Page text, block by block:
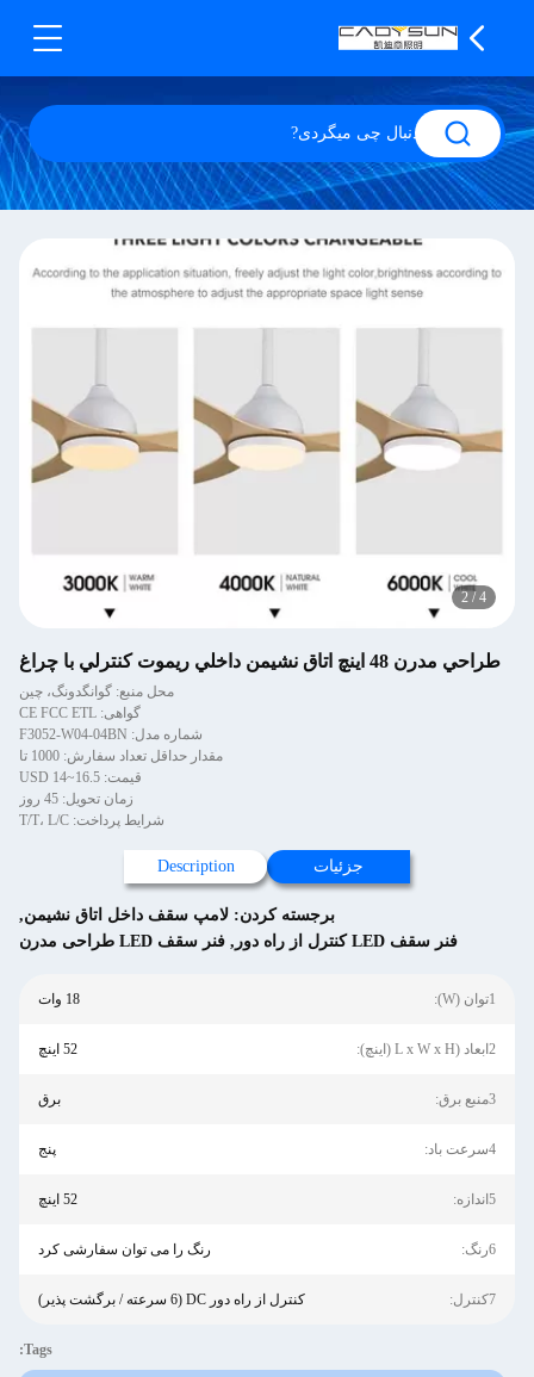
2 / 4
طراحي مدرن 48 اينچ اتاق نشيمن داخلي ريموت کنترلي با چراغ
محل منبع: گوانگدونگ، چین
گواهی: CE FCC ETL
شماره مدل: F3052-W04-04BN
مقدار حداقل تعداد سفارش: 1000 تا
قیمت: USD 14~16.5
زمان تحویل: 45 روز
شرایط پرداخت: T/T، L/C
جزئیات Description
برجسته کردن: لامپ سقف داخل اتاق نشیمن,
فنر سقف LED کنترل از راه دور
, فنر سقف LED طراحی مدرن
1توان (W): 18 وات
2ابعاد (L x W x H (اینچ): 52 اینچ
3منبع برق: برق
4سرعت باد: پنج
5اندازه: 52 اینچ
6رنگ: رنگ را می توان سفارشی کرد
7کنترل: کنترل از راه دور DC (6 سرعته / برگشت پذیر)
Tags: